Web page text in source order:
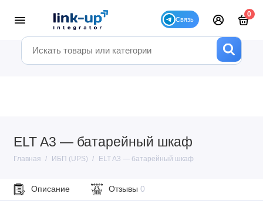
0
ELT A3 — батарейный шкаф
Главная ИБП (UPS) ELT A3 — батарейный шкаф
Описание Отзывы 0